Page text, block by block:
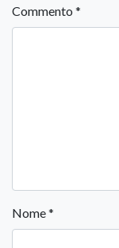
Commento *
Nome*